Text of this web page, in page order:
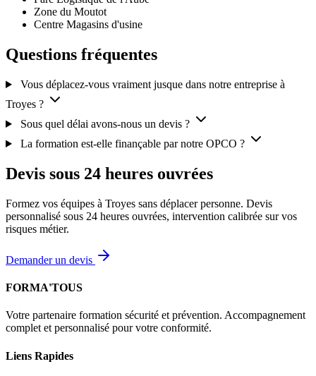
Zone du Moutot
Centre Magasins d'usine
Questions fréquentes
Vous déplacez-vous vraiment jusque dans notre entreprise à
Troyes ?
Sous quel délai avons-nous un devis ?
La formation est-elle finançable par notre OPCO ?
Devis sous 24 heures ouvrées
Formez vos équipes à Troyes sans déplacer personne. Devis
personnalisé sous 24 heures ouvrées, intervention calibrée sur vos
risques métier.
Demander un devis
FORMA'TOUS
Votre partenaire formation sécurité et prévention. Accompagnement
complet et personnalisé pour votre conformité.
Liens Rapides